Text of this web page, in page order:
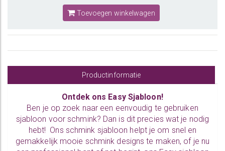
Toevoegen winkelwagen
Productinformatie
Ontdek ons Easy Sjabloon!
Ben je op zoek naar een eenvoudig te gebruiken
sjabloon voor schmink? Dan is dit precies wat je nodig
hebt! Ons schmink sjabloon helpt je om snel en
gemakkelijk mooie schmink designs te maken, of je nu